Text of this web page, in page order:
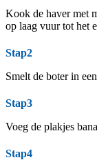
Kook de haver met
op laag vuur tot het
Stap2
Smelt de boter in
Stap3
Voeg de plakjes
Stap4